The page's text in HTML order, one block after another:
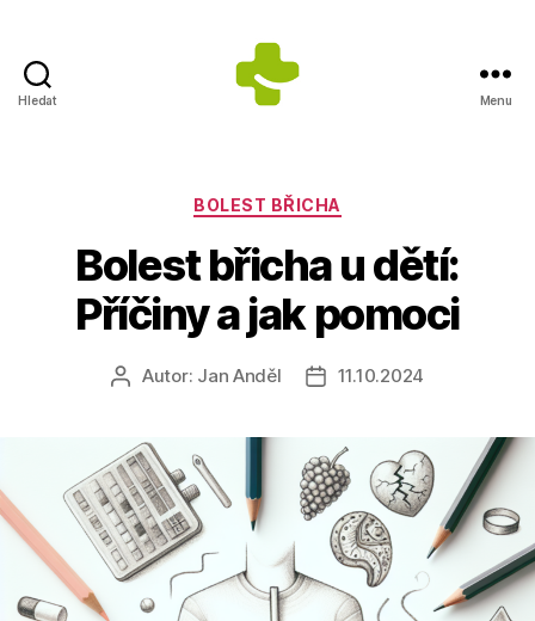
Hledat
s.r.o.
-
Výrobce
doplňků
stravy
Menu
Rubriky
BOLEST BŘICHA
Bolest břicha u dětí:
Příčiny a jak pomoci
AutorAutor: Jan Anděl
Datum
11.10.2024